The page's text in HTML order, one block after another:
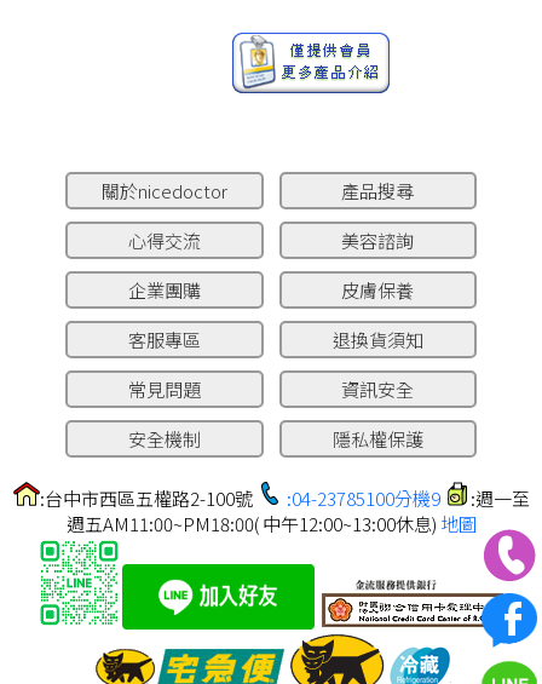
關於nicedoctor
產品搜尋
心得交流
美容諮詢
企業團購
皮膚保養
客服專區
退換貨須知
常見問題
資訊安全
安全機制
隱私權保護
:台中市西區五權路2-100號 :04-23785100分機9
:週一至
週五AM11:00~PM18:00( 中午12:00~13:00休息) 地圖